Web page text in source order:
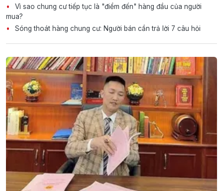
Vì sao chung cư tiếp tục là "điểm đến" hàng đầu của người
mua?
Sóng thoát hàng chung cư: Người bán cần trả lời 7 câu hỏi